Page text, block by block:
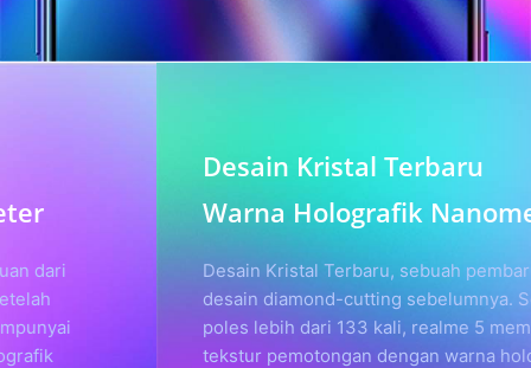
Desain Kristal Terbaru
Warna Holografik Nanometer
Desain Kristal Terbaru, sebuah pembaruan dari
desain diamond-cutting sebelumnya. Setelah di
poles lebih dari 133 kali, realme 5 mempunyai
tekstur pemotongan dengan warna holografik